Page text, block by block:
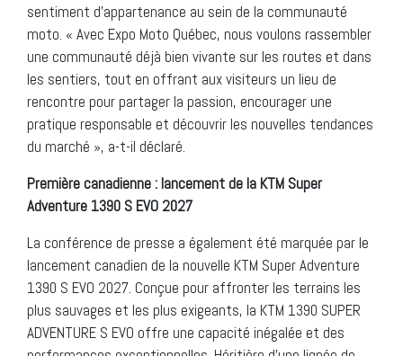
sentiment d’appartenance au sein de la communauté
moto. « Avec Expo Moto Québec, nous voulons rassembler
une communauté déjà bien vivante sur les routes et dans
les sentiers, tout en offrant aux visiteurs un lieu de
rencontre pour partager la passion, encourager une
pratique responsable et découvrir les nouvelles tendances
du marché », a-t-il déclaré.
Première canadienne : lancement de la KTM Super
Adventure 1390 S EVO 2027
La conférence de presse a également été marquée par le
lancement canadien de la nouvelle KTM Super Adventure
1390 S EVO 2027. Conçue pour affronter les terrains les
plus sauvages et les plus exigeants, la KTM 1390 SUPER
ADVENTURE S EVO offre une capacité inégalée et des